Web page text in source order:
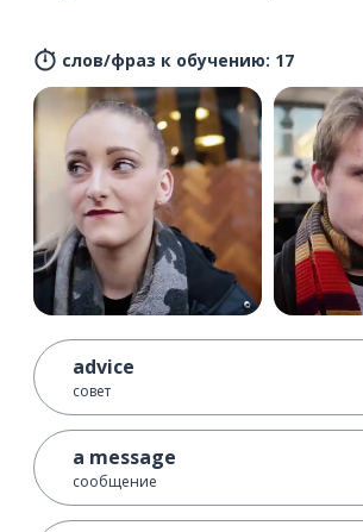
слов/фраз к обучению: 17
advice
совет
a message
сообщение